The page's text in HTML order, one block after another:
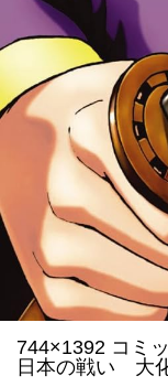
744×1392 コミ
日本の戦い 大